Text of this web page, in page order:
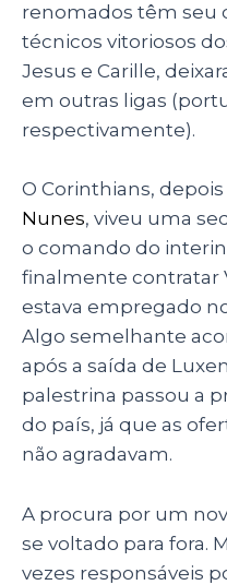
renomados têm seu
técnicos vitoriosos
Jesus e Carille,
em outras ligas
respectivamente).
O Corinthians,
Nunes, viveu uma
o comando do
finalmente contratar
estava empregado
Algo semelhante
após a saída de
palestrina passou a
do país, já que as
não agradavam.
A procura por um
se voltado para fora.
vezes responsáveis